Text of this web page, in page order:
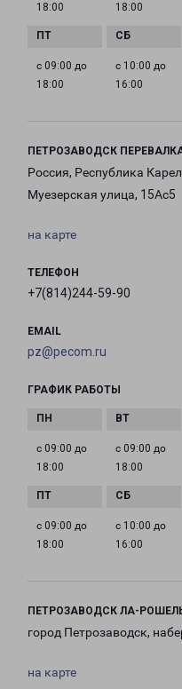
18:00
18:00
с 09:00 до
18:00
с 10:00 до
16:00
ПЕТРОЗАВОДСК
Россия, Республика
Муезерская улица, 15Ас5
на карте
ТЕЛЕФОН
+7(814)244-59-90
EMAIL
pz@pecom.ru
ГРАФИК РАБОТЫ
с 09:00 до
18:00
с 09:00 до
18:00
с 09:00 до
18:00
с 10:00 до
16:00
ПЕТРОЗАВОДСК ЛА-
город Петрозаводск,
на карте